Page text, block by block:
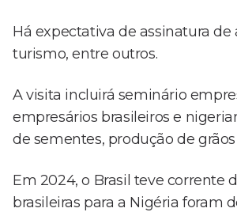
Há expectativa de assinatura
turismo, entre outros.
A visita incluirá seminário
empresários brasileiros e
de sementes, produção de
Em 2024, o Brasil teve corrente
brasileiras para a Nigéria foram